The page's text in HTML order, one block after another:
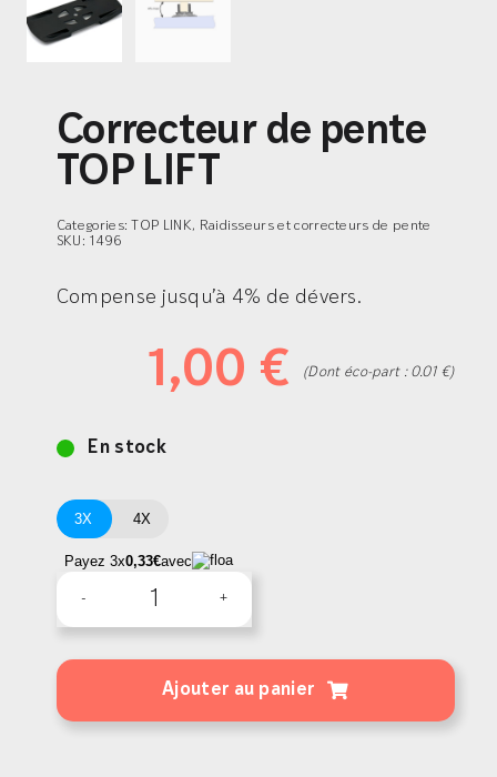
Correcteur de pente
TOP LIFT
Categories:
TOP LINK, Raidisseurs et correcteurs de pente
SKU: 1496
Compense jusqu’à 4% de dévers.
1,00 € (Dont éco-part : 0.01 €)
En stock
3X 4X
Payez 3x0,33€avec
Correcteur
de
Ajouter au panier